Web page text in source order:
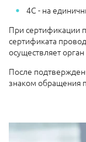
4С - на
При сертификации
сертификата
осуществляет
После
знаком обращения